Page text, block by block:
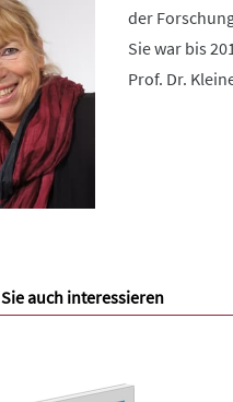
der
Sie war bis
Prof. Dr.
auch interessieren